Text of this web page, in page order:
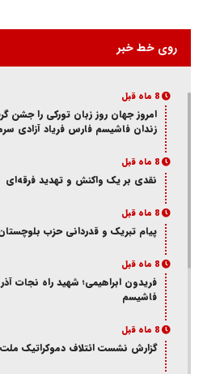
روی خط خبر
8 ماه قبل
امروز جهان روز زبان تورکی را جشن
زندان فاشیسم فارس فریاد آزادی
8 ماه قبل
نقدی بر یک واکنش و‌ تهدید فرقه‌ای
8 ماه قبل
پیام تبریک و قدردانی حزب
8 ماه قبل
فریدون ابراهیمی؛ شهید راه نجات
فاشیسم
8 ماه قبل
گزارش نشست ائتلاف دموکراتیک